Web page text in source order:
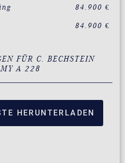
84.900 €
84.900 €
FÜR C. BECHSTEIN
A 228
HERUNTERLADEN